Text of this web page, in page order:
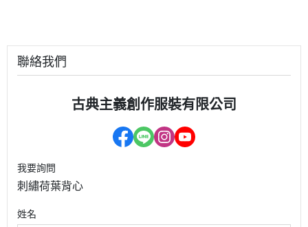
聯絡我們
古典主義創作服裝有限公司
我要詢問
刺繡荷葉背心
姓名